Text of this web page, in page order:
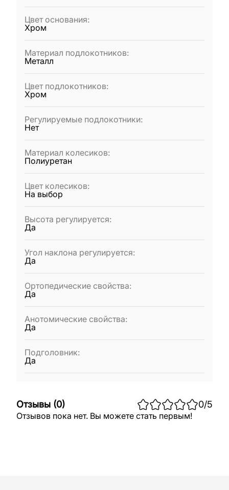
Цвет основания:
Хром
Материал подлокотников:
Металл
Цвет подлокотников:
Хром
Регулируемые подлокотники:
Нет
Материал колесиков:
Полиуретан
Цвет колесиков:
На выбор
Высота регулируется:
Да
Угол наклона регулируется:
Да
Ортопедические свойства:
Да
Анотомические свойства:
Да
Подголовник:
Да
Отзывы (0) 0/5
Отзывов пока нет. Вы можете стать первым!